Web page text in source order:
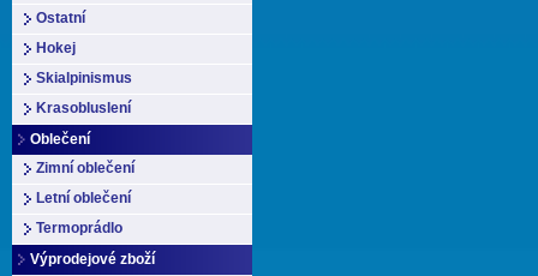
Ostatní
Hokej
Skialpinismus
Krasobluslení
Oblečení
Zimní oblečení
Letní oblečení
Termoprádlo
Výprodejové zboží